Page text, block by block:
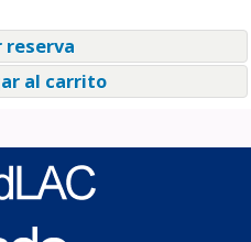
al carrito